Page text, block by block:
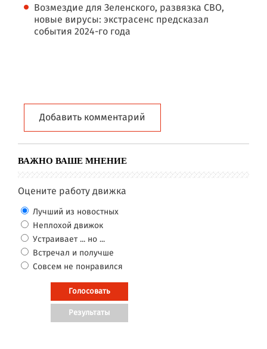
Возмездие для Зеленского, развязка СВО,
новые вирусы: экстрасенс предсказал
события 2024-го года
Добавить комментарий
ВАЖНО ВАШЕ МНЕНИЕ
Оцените работу движка
Лучший из новостных
Неплохой движок
Устраивает ... но ...
Встречал и получше
Совсем не понравился